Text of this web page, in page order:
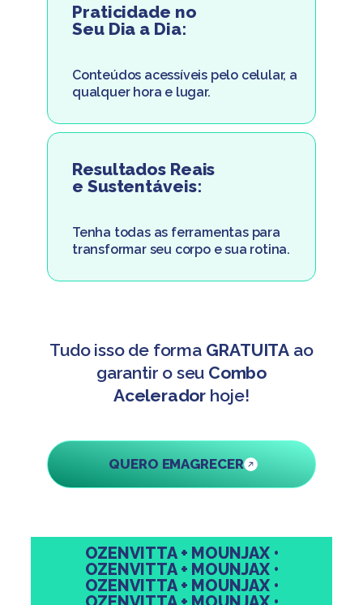
Praticidade no
Seu Dia a Dia:
Conteúdos acessíveis pelo celular, a
qualquer hora e lugar.
Resultados Reais
e Sustentáveis:
Tenha todas as ferramentas para
transformar seu corpo e sua rotina.
Tudo isso de forma GRATUITA ao
garantir o seu Combo
Acelerador hoje!
QUERO EMAGRECER
OZENVITTA + MOUNJAX •
OZENVITTA + MOUNJAX •
OZENVITTA + MOUNJAX •